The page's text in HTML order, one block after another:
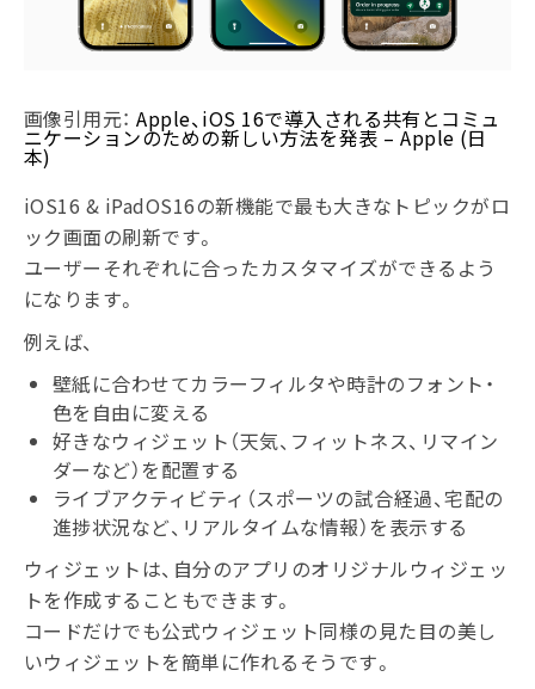
画像引用元：Apple、iOS 16で導入される共有とコミュ
ニケーションのための新しい方法を発表 – Apple (日
本)
iOS16 & iPadOS16の新機能で最も大きなトピックがロ
ック画面の刷新です。
ユーザーそれぞれに合ったカスタマイズができるよう
になります。
例えば、
壁紙に合わせてカラーフィルタや時計のフォント・
色を自由に変える
好きなウィジェット（天気、フィットネス、リマイン
ダーなど）を配置する
ライブアクティビティ（スポーツの試合経過、宅配の
進捗状況など、リアルタイムな情報）を表示する
ウィジェットは、自分のアプリのオリジナルウィジェッ
トを作成することもできます。
コードだけでも公式ウィジェット同様の見た目の美し
いウィジェットを簡単に作れるそうです。